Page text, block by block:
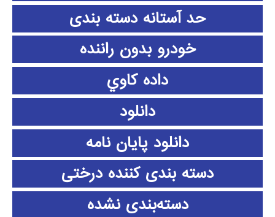
حد آستانه دسته بندی
خودرو بدون راننده
داده كاوي
دانلود
دانلود پايان نامه
دسته بندی کننده درختی
دسته‌بندی نشده